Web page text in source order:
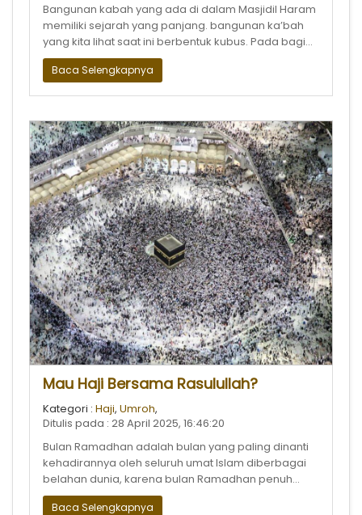
Bangunan kabah yang ada di dalam Masjidil Haram
memiliki sejarah yang panjang. bangunan ka’bah
yang kita lihat saat ini berbentuk kubus. Pada bagian
sebelah utara KA’bah ada a
Baca Selengkapnya
Mau Haji Bersama Rasulullah?
Kategori : Haji, Umroh,
Ditulis pada : 28 April 2025, 16:46:20
Bulan Ramadhan adalah bulan yang paling dinanti
kehadirannya oleh seluruh umat Islam diberbagai
belahan dunia, karena bulan Ramadhan penuh
berkah dan ampunan Allah Subhanahu W
Baca Selengkapnya